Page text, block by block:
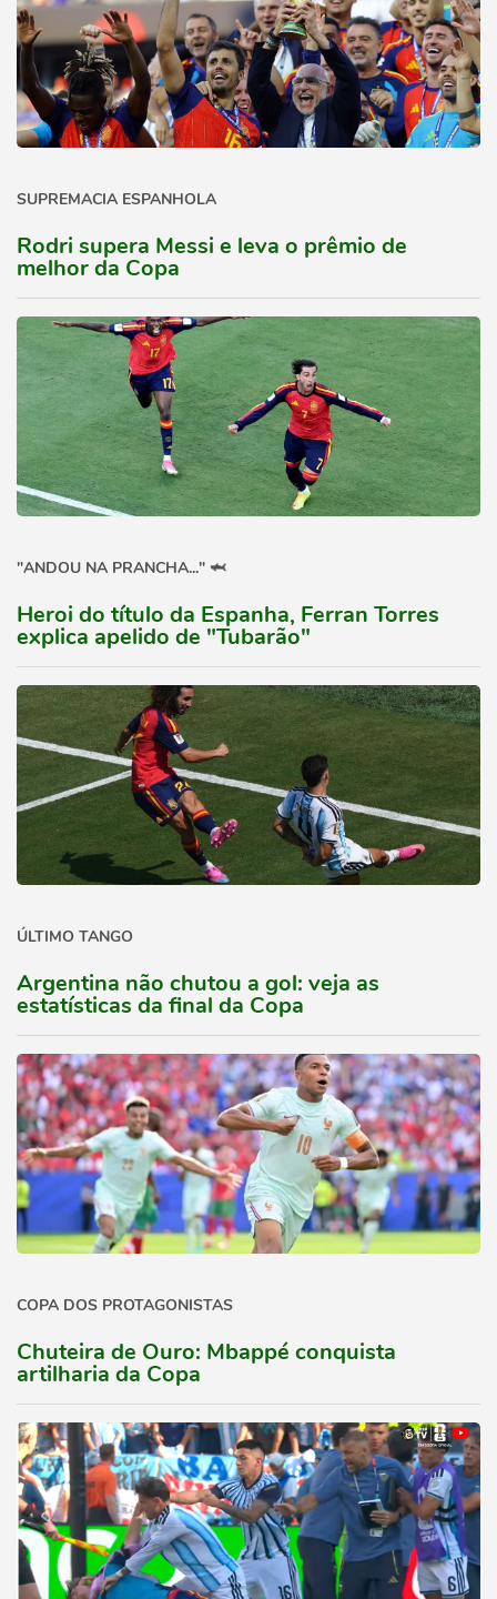
SUPREMACIA ESPANHOLA
Rodri supera Messi e leva o prêmio de
melhor da Copa
"ANDOU NA PRANCHA..." 🦈
Heroi do título da Espanha, Ferran Torres
explica apelido de "Tubarão"
ÚLTIMO TANGO
Argentina não chutou a gol: veja as
estatísticas da final da Copa
COPA DOS PROTAGONISTAS
Chuteira de Ouro: Mbappé conquista
artilharia da Copa